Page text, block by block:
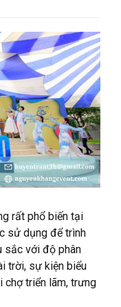
rất phổ biến tại
sử dụng để trình
sắc với độ phân
trời, sự kiện biểu
chợ triển lãm, trưng